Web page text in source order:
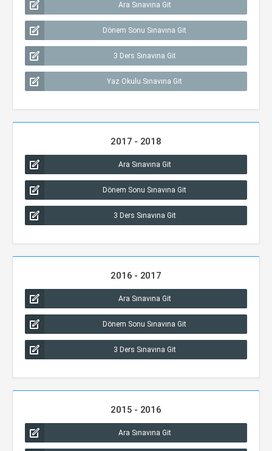
Ara Sınavına Git
Dönem Sonu Sınavına Git
3 Ders Sınavına Git
Yaz Okulu Sınavına Git
2017 - 2018
Ara Sınavına Git
Dönem Sonu Sınavına Git
3 Ders Sınavına Git
2016 - 2017
Ara Sınavına Git
Dönem Sonu Sınavına Git
3 Ders Sınavına Git
2015 - 2016
Ara Sınavına Git